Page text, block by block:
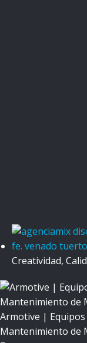
Creatividad,
Armotive | Equipos
Mantenimiento de